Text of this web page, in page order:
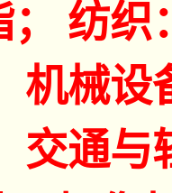
纺
机械
交通